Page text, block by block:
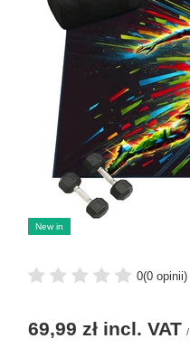
New in
0(0 opinii)
69,99 zł incl. VAT /